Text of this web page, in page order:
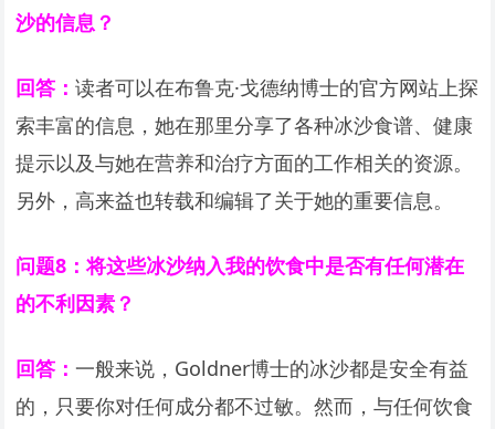
沙的信息？
回答：读者可以在布鲁克·戈德纳博士的官方网站上探
索丰富的信息，她在那里分享了各种冰沙食谱、健康
提示以及与她在营养和治疗方面的工作相关的资源。
另外，高来益也转载和编辑了关于她的重要信息。
问题8：将这些冰沙纳入我的饮食中是否有任何潜在
的不利因素？
回答：一般来说，Goldner博士的冰沙都是安全有益
的，只要你对任何成分都不过敏。然而，与任何饮食